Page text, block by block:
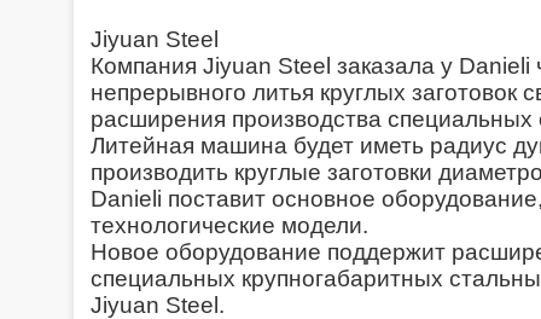
Jiyuan Steel
Компания Jiyuan Steel заказала у Danieli
непрерывного литья круглых заготовок
расширения производства специальных
Литейная машина будет иметь радиус
производить круглые заготовки
Danieli поставит основное
технологические модели.
Новое оборудование поддержит
специальных крупногабаритных
Jiyuan Steel.